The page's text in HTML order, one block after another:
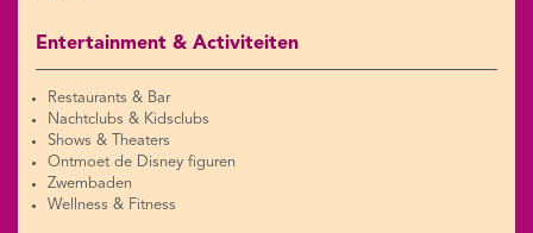
Entertainment & Activiteiten
Restaurants & Bar
Nachtclubs & Kidsclubs
Shows & Theaters
Ontmoet de Disney figuren
Zwembaden
Wellness & Fitness